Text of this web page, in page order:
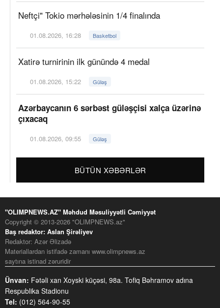
Neftçi" Tokio mərhələsinin 1/4 finalında
01.08.2026, 16:28 Basketbol
Xatirə turnirinin ilk günündə 4 medal
01.08.2026, 15:22 Güləş
Azərbaycanın 6 sərbəst güləşçisi xalça üzərinə
çıxacaq
01.08.2026, 09:55 Güləş
BÜTÜN XƏBƏRLƏR
"OLIMPNEWS.AZ" Məhdud Məsuliyyətli Cəmiyyət
Copyright © 2013-2026 "OLIMPNEWS.az"
Baş redaktor: Aslan Şirəliyev
Redaktor: Azər Əlizadə
Materiallardan istifadə zamanı www.olimpnews.az
saytına istinad zəruridir
Ünvan: Fətəli xan Xoyski küçəsi, 98a. Tofiq Bəhramov adına
Respublika Stadionu
Tel: (012) 564-90-55